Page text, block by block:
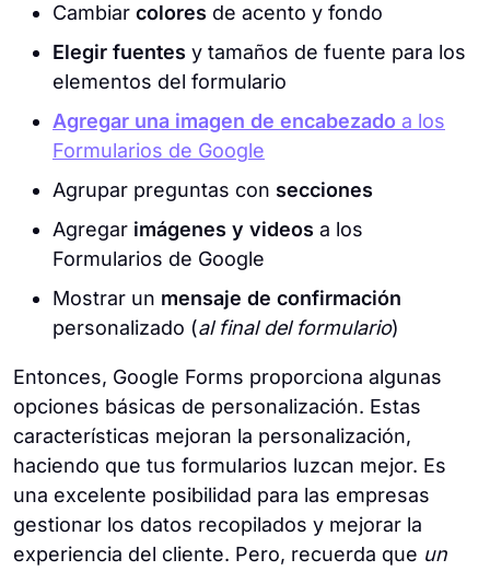
Cambiar colores de acento y fondo
Elegir fuentes y tamaños de fuente para los
elementos del formulario
Agregar una imagen de encabezado a los
Formularios de Google
Agrupar preguntas con secciones
Agregar imágenes y videos a los
Formularios de Google
Mostrar un mensaje de confirmación
personalizado (al final del formulario)
Entonces, Google Forms proporciona algunas
opciones básicas de personalización. Estas
características mejoran la personalización,
haciendo que tus formularios luzcan mejor. Es
una excelente posibilidad para las empresas
gestionar los datos recopilados y mejorar la
experiencia del cliente. Pero, recuerda que un